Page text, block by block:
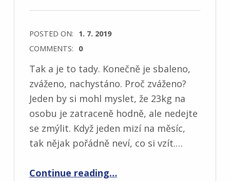
POSTED ON: 1. 7. 2019
COMMENTS: 0
Tak a je to tady. Konečně je sbaleno,
zváženo, nachystáno. Proč zváženo?
Jeden by si mohl myslet, že 23kg na
osobu je zatraceně hodně, ale nedejte
se zmýlit. Když jeden mizí na měsíc,
tak nějak pořádně neví, co si vzít.…
Continue reading…